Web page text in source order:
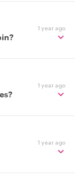
1 year ago
1 year ago
1 year ago